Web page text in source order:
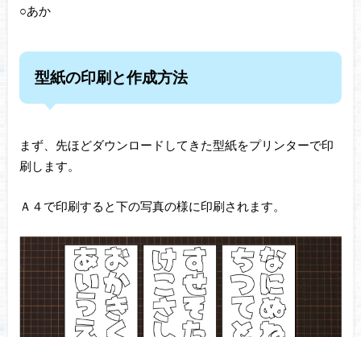
○あか
型紙の印刷と作成方法
まず、先ほどダウンロードしてきた型紙をプリンターで印
刷します。
Ａ４で印刷すると下の写真の様に印刷されます。